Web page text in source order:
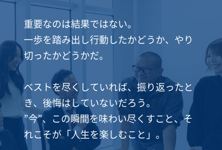
お問い合わせ
重要なのは結果ではない。
一歩を踏み出し行動したかどうか、やり
切ったかどうかだ。
ベストを尽くしていれば、振り返ったと
き、後悔はしていないだろう。
”今”、この瞬間を味わい尽くすこと、そ
れこそが「人生を楽しむこと」。